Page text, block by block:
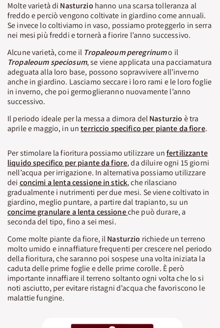
Molte varietà di Nasturzio hanno una scarsa tolleranza al
freddo e perciò vengono coltivate in giardino come annuali.
Se invece lo coltiviamo in vaso, possiamo proteggerlo in serra
nei mesi più freddi e tornerà a fiorire l’anno successivo.
Alcune varietà, come il Tropaleoum peregrinumo il
Tropaleoum speciosum, se viene applicata una pacciamatura
adeguata alla loro base, possono sopravvivere all’inverno
anche in giardino. Lasciamo seccare i loro rami e le loro foglie
in inverno, che poi germoglieranno nuovamente l’anno
successivo.
Il periodo ideale per la messa a dimora delNasturzio è tra
aprile e maggio, in unterriccio specifico per piante da fiore.
Per stimolare la fioritura possiamo utilizzare unfertilizzante
liquido specifico per piante da fiore, da diluire ogni 15 giorni
nell’acqua per irrigazione. In alternativa possiamo utilizzare
dei concimi a lenta cessione in stick, che rilasciano
gradualmente i nutrimenti per due mesi. Se viene coltivato in
giardino, meglio puntare, a partire dal trapianto, su un
concime granulare a lenta cessioneche può durare, a
seconda del tipo, fino a sei mesi.
Come molte piante da fiore, ilNasturzio richiede un terreno
molto umido e innaffiature frequenti per crescere nel periodo
della fioritura, che saranno poi sospese una volta iniziata la
caduta delle prime foglie e delle prime corolle. È però
importante innaffiare il terreno soltanto ogni volta che lo si
noti asciutto, per evitare ristagni d’acqua che favoriscono le
malattie fungine.